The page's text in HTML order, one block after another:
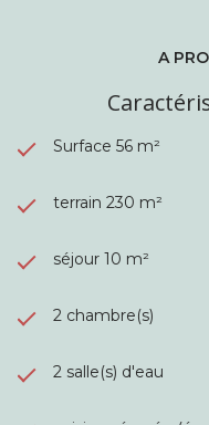
A
Surface 56 m²
terrain 230 m²
séjour 10 m²
2 chambre(s)
2 salle(s) d'eau